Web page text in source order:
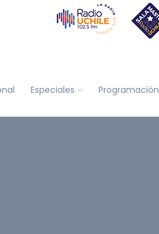
Especiales Programación